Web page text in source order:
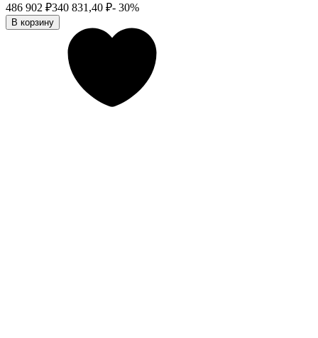
486 902 ₽340 831,40 ₽- 30%
В корзину